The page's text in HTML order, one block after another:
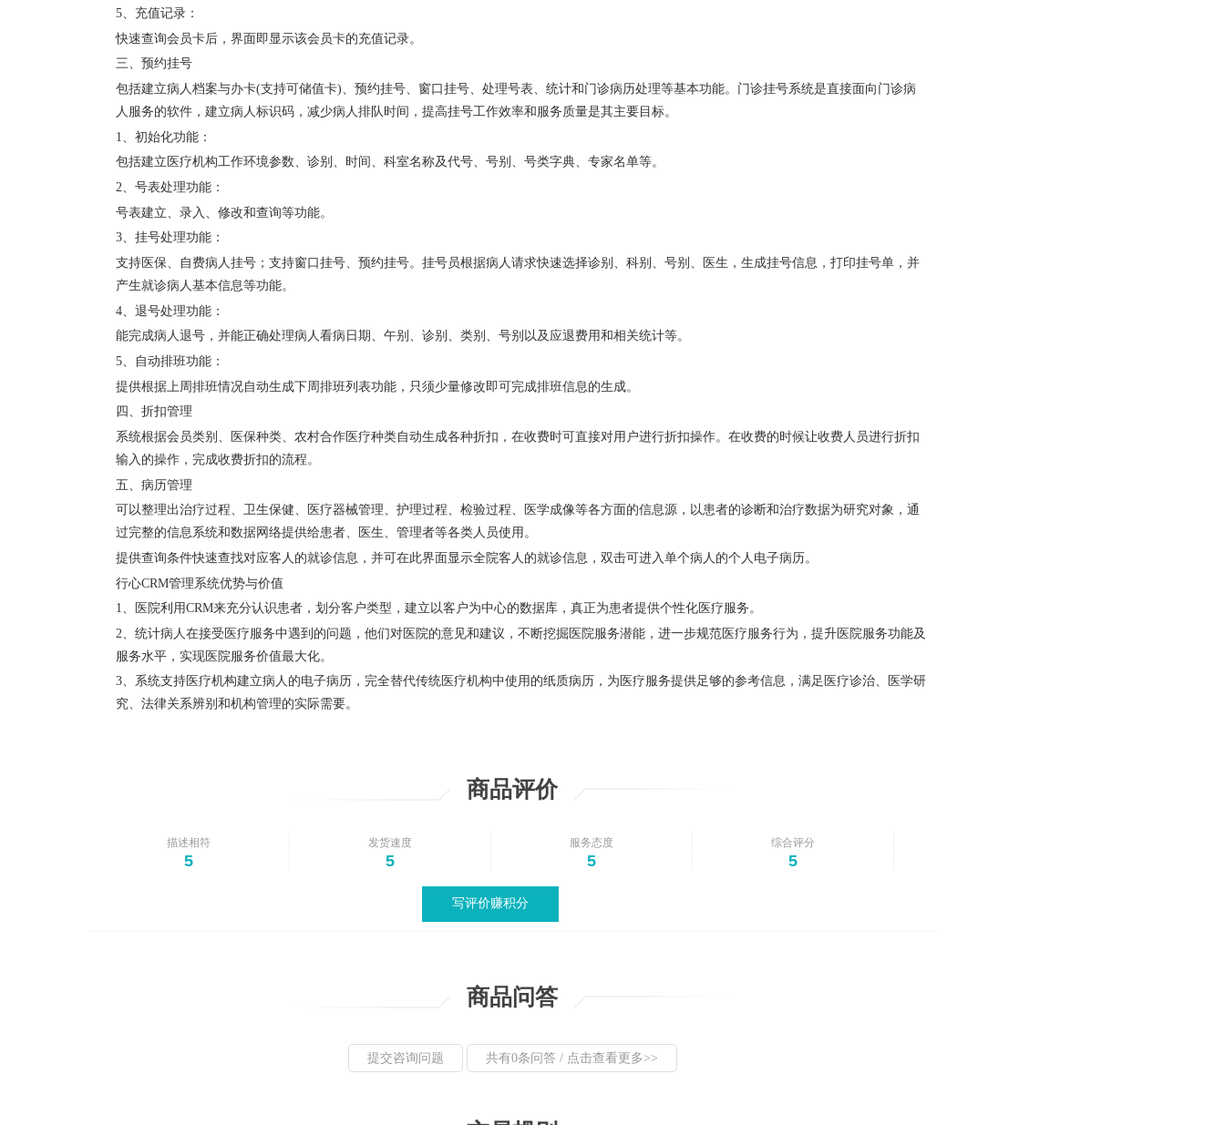
5、充值记录：
快速查询会员卡后，界面即显示该会员卡的充值记录。
三、预约挂号
包括建立病人档案与办卡(支持可储值卡)、预约挂号、窗口挂号、处理号表、统计和门诊病历处理等基本功能。门诊挂号系统是直接面向门诊病
人服务的软件，建立病人标识码，减少病人排队时间，提高挂号工作效率和服务质量是其主要目标。
1、初始化功能：
包括建立医疗机构工作环境参数、诊别、时间、科室名称及代号、号别、号类字典、专家名单等。
2、号表处理功能：
号表建立、录入、修改和查询等功能。
3、挂号处理功能：
支持医保、自费病人挂号；支持窗口挂号、预约挂号。挂号员根据病人请求快速选择诊别、科别、号别、医生，生成挂号信息，打印挂号单，并
产生就诊病人基本信息等功能。
4、退号处理功能：
能完成病人退号，并能正确处理病人看病日期、午别、诊别、类别、号别以及应退费用和相关统计等。
5、自动排班功能：
提供根据上周排班情况自动生成下周排班列表功能，只须少量修改即可完成排班信息的生成。
四、折扣管理
系统根据会员类别、医保种类、农村合作医疗种类自动生成各种折扣，在收费时可直接对用户进行折扣操作。在收费的时候让收费人员进行折扣
输入的操作，完成收费折扣的流程。
五、病历管理
可以整理出治疗过程、卫生保健、医疗器械管理、护理过程、检验过程、医学成像等各方面的信息源，以患者的诊断和治疗数据为研究对象，通
过完整的信息系统和数据网络提供给患者、医生、管理者等各类人员使用。
提供查询条件快速查找对应客人的就诊信息，并可在此界面显示全院客人的就诊信息，双击可进入单个病人的个人电子病历。
行心CRM管理系统优势与价值
1、医院利用CRM来充分认识患者，划分客户类型，建立以客户为中心的数据库，真正为患者提供个性化医疗服务。
2、统计病人在接受医疗服务中遇到的问题，他们对医院的意见和建议，不断挖掘医院服务潜能，进一步规范医疗服务行为，提升医院服务功能及
服务水平，实现医院服务价值最大化。
3、系统支持医疗机构建立病人的电子病历，完全替代传统医疗机构中使用的纸质病历，为医疗服务提供足够的参考信息，满足医疗诊治、医学研
究、法律关系辨别和机构管理的实际需要。
商品评价
描述相符
5
发货速度
5
服务态度
5
综合评分
5
写评价赚积分
商品问答
提交咨询问题 共有0条问答 / 点击查看更多>>